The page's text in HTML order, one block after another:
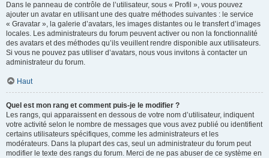
Dans le panneau de contrôle de l’utilisateur, sous « Profil », vous pouvez
ajouter un avatar en utilisant une des quatre méthodes suivantes : le service
« Gravatar », la galerie d’avatars, les images distantes ou le transfert d’images
locales. Les administrateurs du forum peuvent activer ou non la fonctionnalité
des avatars et des méthodes qu’ils veuillent rendre disponible aux utilisateurs.
Si vous ne pouvez pas utiliser d’avatars, nous vous invitons à contacter un
administrateur du forum.
Haut
Quel est mon rang et comment puis-je le modifier ?
Les rangs, qui apparaissent en dessous de votre nom d’utilisateur, indiquent
votre activité selon le nombre de messages que vous avez publié ou identifient
certains utilisateurs spécifiques, comme les administrateurs et les
modérateurs. Dans la plupart des cas, seul un administrateur du forum peut
modifier le texte des rangs du forum. Merci de ne pas abuser de ce système en